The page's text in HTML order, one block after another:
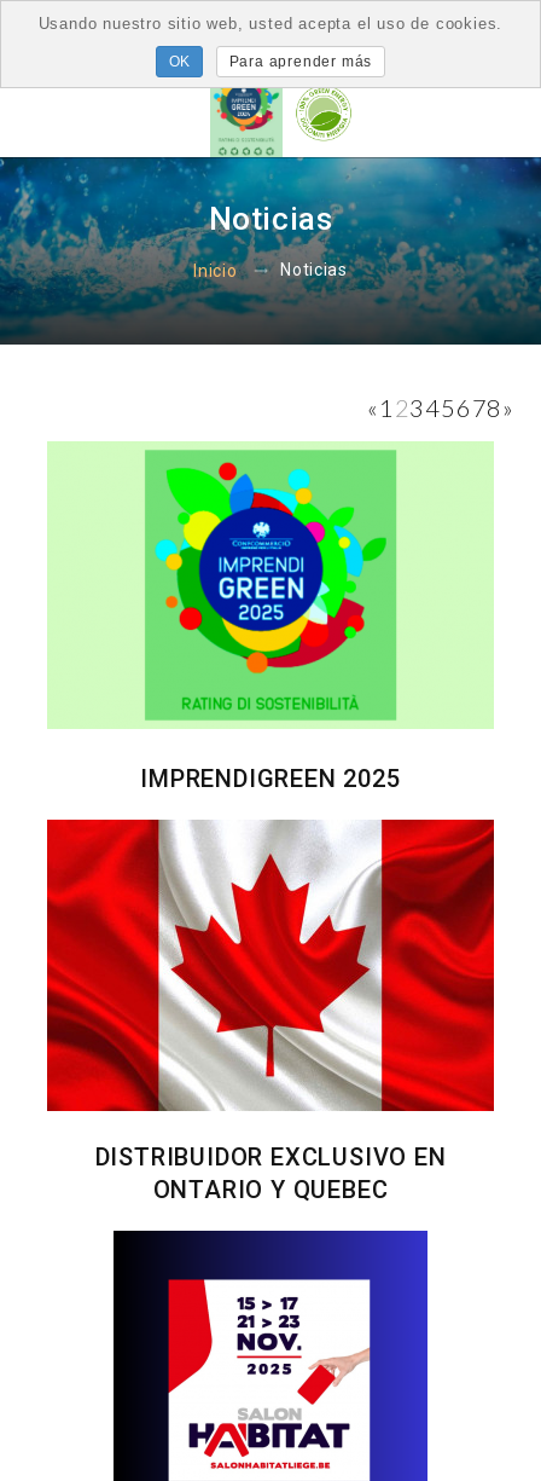
Noticias
Inicio Noticias
« 1 2345678»
IMPRENDIGREEN 2025
DISTRIBUIDOR EXCLUSIVO EN
ONTARIO Y QUEBEC
Usando nuestro sitio web, usted acepta el uso de cookies.
Para aprender más